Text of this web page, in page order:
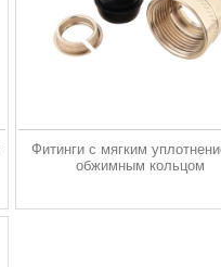
Фитинги с мягким
обжимным кольцом